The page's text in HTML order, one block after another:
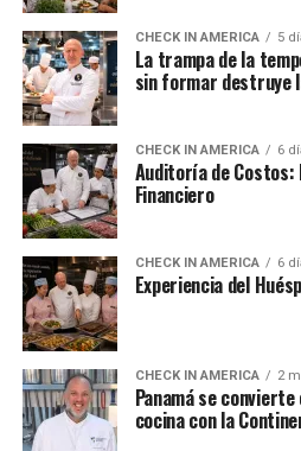
CHECK IN AMERICA 5
La trampa de la
sin formar destruye
CHECK IN AMERICA 6
Auditoría de Costos:
Financiero
CHECK IN AMERICA 6
Experiencia del
CHECK IN AMERICA 2
Panamá se
cocina con la